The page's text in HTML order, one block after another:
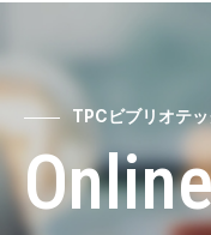
TPCビブリオテッ